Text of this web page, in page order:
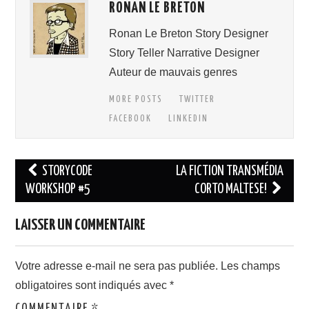
RONAN LE BRETON
Ronan Le Breton Story Designer
Story Teller Narrative Designer
Auteur de mauvais genres
MORE POSTS
TWITTER
FACEBOOK
LINKEDIN
Navigation
des
STORYCODE
WORKSHOP #5
LA FICTION TRANSMÉDIA
CORTO MALTESE!
LAISSER UN COMMENTAIRE
Votre adresse e-mail ne sera pas publiée. Les champs
obligatoires sont indiqués avec*